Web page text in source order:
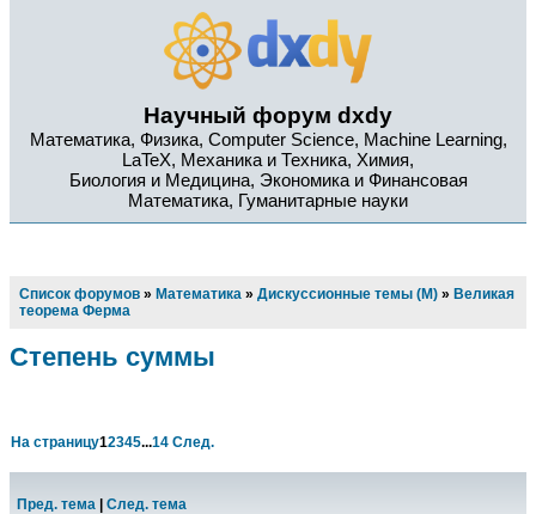
Научный форум dxdy
Математика, Физика, Computer Science, Machine Learning,
LaTeX, Механика и Техника, Химия,
Биология и Медицина, Экономика и Финансовая
Математика, Гуманитарные науки
Список форумов » Математика » Дискуссионные темы (М) » Великая
теорема Ферма
Степень суммы
На страницу12345...14 След.
Пред. тема
След. тема